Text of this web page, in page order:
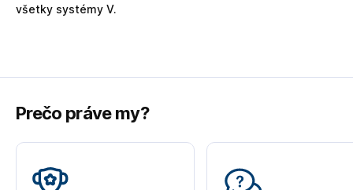
všetky systémy V.
Prečo práve my?